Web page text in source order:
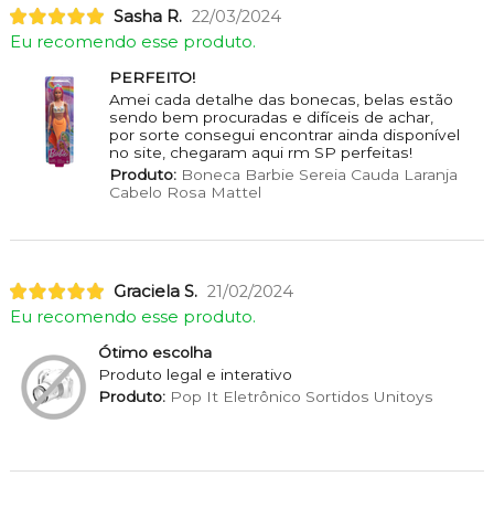
Sasha R. 22/03/2024
Eu recomendo esse produto.
PERFEITO!
Amei cada detalhe das bonecas, belas estão
sendo bem procuradas e difíceis de achar,
por sorte consegui encontrar ainda disponível
no site, chegaram aqui rm SP perfeitas!
Produto:Boneca Barbie Sereia Cauda Laranja
Cabelo Rosa Mattel
Graciela S. 21/02/2024
Eu recomendo esse produto.
Ótimo escolha
Produto legal e interativo
Produto:Pop It Eletrônico Sortidos Unitoys